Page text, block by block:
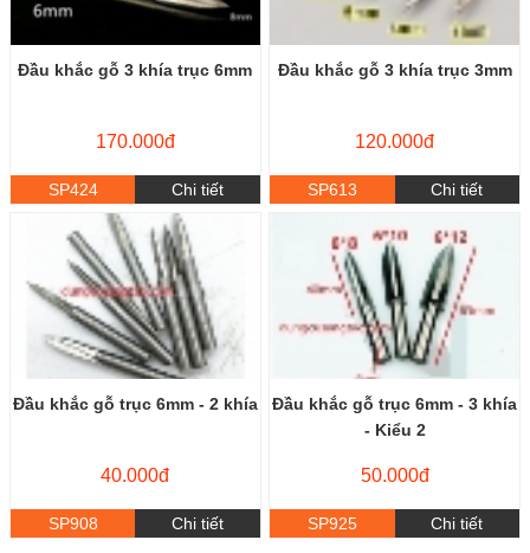
Đầu khắc gỗ 3 khía trục 6mm
170.000đ
SP424 Chi tiết
Đầu khắc gỗ 3 khía trục 3mm
120.000đ
SP613 Chi tiết
Đầu khắc gỗ trục 6mm - 2 khía
40.000đ
SP908 Chi tiết
Đầu khắc gỗ trục 6mm - 3 khía
- Kiểu 2
50.000đ
SP925 Chi tiết